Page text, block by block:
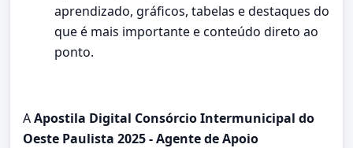
aprendizado, gráficos, tabelas e destaques do
que é mais importante e conteúdo direto ao
ponto.
AApostila Digital Consórcio Intermunicipal do
Oeste Paulista 2025 - Agente de Apoio